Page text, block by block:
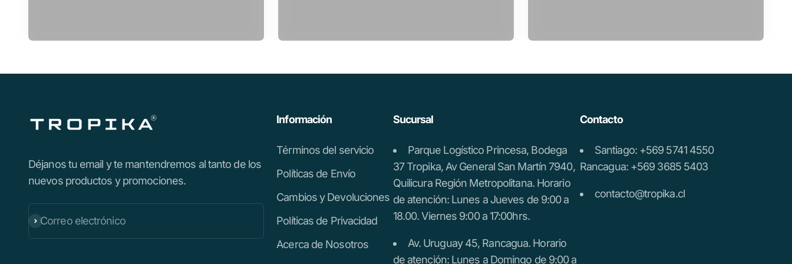
Déjanos tu email y te mantendremos al tanto de los
nuevos productos y promociones.
Correo electrónico
Suscribirse
Información
Términos del servicio
Políticas de Envío
Cambios y Devoluciones
Políticas de Privacidad
Acerca de Nosotros
Sucursal
Parque Logístico Princesa, Bodega
37 Tropika, Av General San Martín 7940,
Quilicura Región Metropolitana. Horario
de atención: Lunes a Jueves de 9:00 a
18.00. Viernes 9:00 a 17:00hrs.
Av. Uruguay 45, Rancagua. Horario
de atención: Lunes a Domingo de 9:00 a
Contacto
Santiago: +569 5741 4550
Rancagua: +569 3685 5403
contacto@tropika.cl